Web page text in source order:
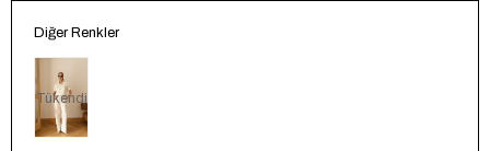
Diğer Renkler
Tükendi